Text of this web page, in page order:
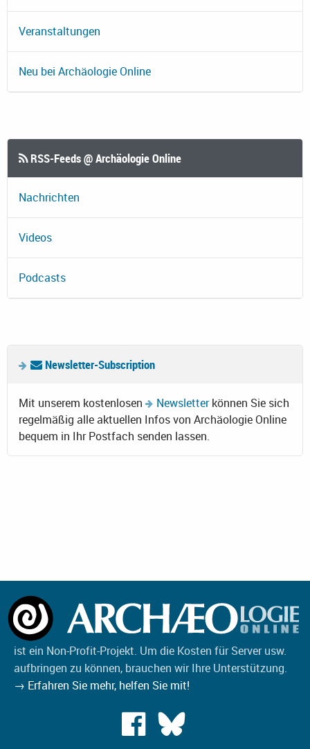
Veranstaltungen
Neu bei Archäologie Online
RSS-Feeds @ Archäologie Online
Nachrichten
Videos
Podcasts
Newsletter-Subscription
Mit unserem kostenlosen Newsletterkönnen Sie sich
regelmäßig alle aktuellen Infos von Archäologie Online
bequem in Ihr Postfach senden lassen.
ist ein Non-Profit-Projekt. Um die Kosten für Server usw.
aufbringen zu können, brauchen wir Ihre Unterstützung.
→ Erfahren Sie mehr, helfen Sie mit!